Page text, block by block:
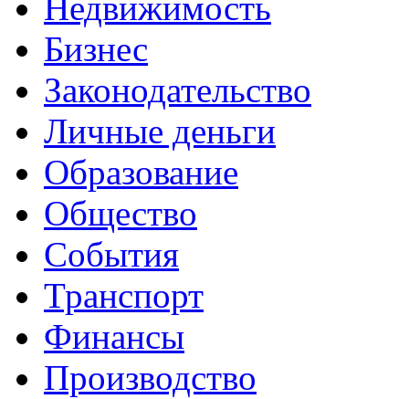
Недвижимость
Бизнес
Законодательство
Личные деньги
Образование
Общество
События
Транспорт
Финансы
Производство